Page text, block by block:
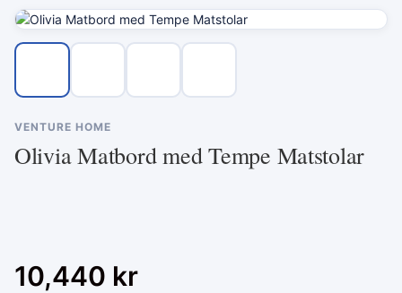
VENTURE HOME
Olivia Matbord med Tempe Matstolar
10,440 kr